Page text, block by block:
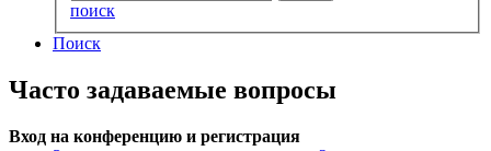
поиск
Поиск
Часто задаваемые вопросы
Вход на конференцию и регистрация